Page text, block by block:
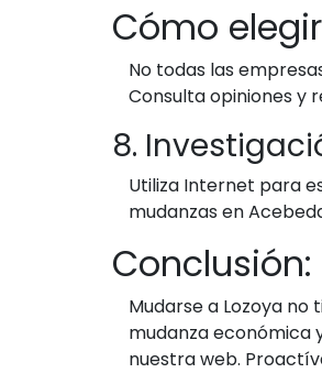
Cómo
No todas las
Consulta opiniones y
8.
Utiliza Internet para
mudanzas en
Mudarse a Lozoya
mudanza económica
nuestra web.